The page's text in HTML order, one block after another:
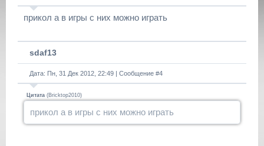
прикол а в игры с них можно играть
sdaf13
Дата: Пн, 31 Дек 2012, 22:49 | Сообщение #4
Цитата (Bricktop2010)
прикол а в игры с них можно играть